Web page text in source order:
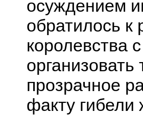
осуждением
обратилось к
королевства
прозрачное
факту гибели